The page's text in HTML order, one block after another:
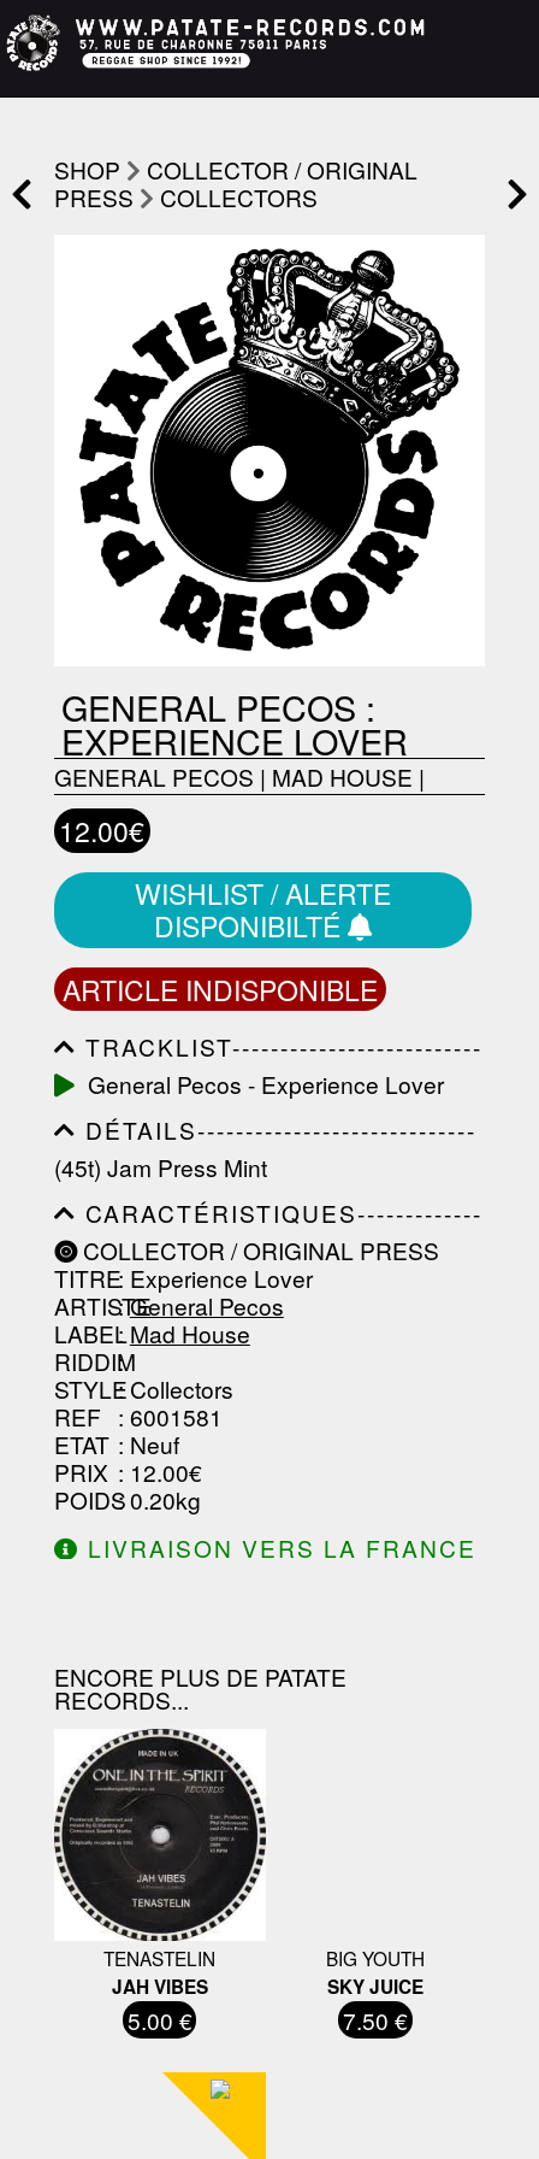
SHOP
COLLECTOR / ORIGINAL
PRESS
COLLECTORS
GENERAL PECOS :
EXPERIENCE LOVER
GENERAL PECOS | MAD HOUSE |
12.00€
WISHLIST / ALERTE
DISPONIBILTÉ
ARTICLE INDISPONIBLE
TRACKLIST--------------------------
-----------------------------------------
-----------------------------------------
-----------------------------------------
-----------------------------------------
-------------------
General Pecos - Experience Lover
DÉTAILS-----------------------------
-----------------------------------------
-----------------------------------------
-----------------------------------------
-----------------------------------------
----------------
(45t) Jam Press Mint
CARACTÉRISTIQUES-------------
-----------------------------------------
-----------------------------------------
-----------------------------------------
-----------------------------------------
--------------------------------
COLLECTOR / ORIGINAL PRESS
TITRE: Experience Lover
ARTISTE
:General Pecos
LABEL
:Mad House
RIDDIM
:
STYLE: Collectors
REF : 6001581
ETAT : Neuf
PRIX : 12.00€
POIDS: 0.20kg
LIVRAISON VERS LA FRANCE
ENCORE PLUS DE PATATE
RECORDS...
TENASTELIN
JAH VIBES
5.00 €
BIG YOUTH
SKY JUICE
7.50 €